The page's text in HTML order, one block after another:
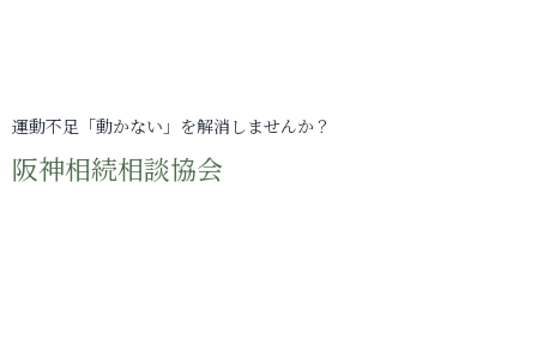
運動不足「動かない」を解消しませんか？
阪神相続相談協会